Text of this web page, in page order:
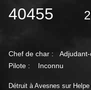
40455
Chef de char :
Pilote : Inconnu
Détruit à Avesnes sur